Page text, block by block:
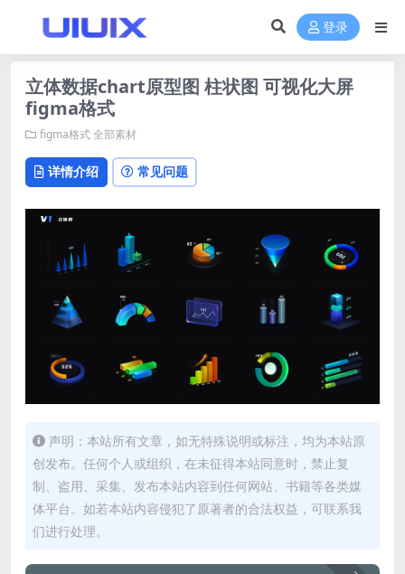
登录
立体数据chart原型图 柱状图 可视化大屏
figma格式
figma格式全部素材
详情介绍 常见问题
声明：本站所有文章，如无特殊说明或标注，均为本站原
创发布。任何个人或组织，在未征得本站同意时，禁止复
制、盗用、采集、发布本站内容到任何网站、书籍等各类媒
体平台。如若本站内容侵犯了原著者的合法权益，可联系我
们进行处理。